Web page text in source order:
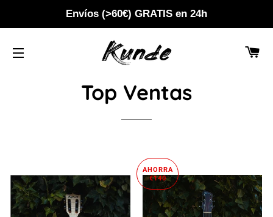
Envíos (>60€) GRATIS en 24h
Top Ventas
AHORRA
€140